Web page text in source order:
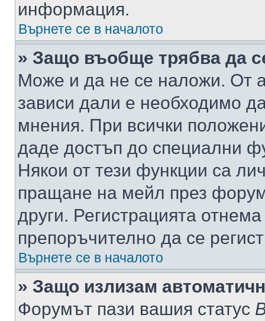
информация.
Върнете се в началото
» Защо въобще трябва да
Може и да не се наложи. От
зависи дали е необходимо
мнения. При всички
даде достъп до специални
Някои от тези функции са
пращане на мейл през
други. Регистрацията
препоръчително да се
Върнете се в началото
» Защо излизам
Форумът пази вашия статус